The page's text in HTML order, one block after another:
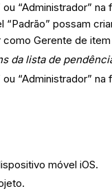
“Administrador”
“Padrão” possam
Gerente de
da lista de
“Administrador”
móvel iOS.